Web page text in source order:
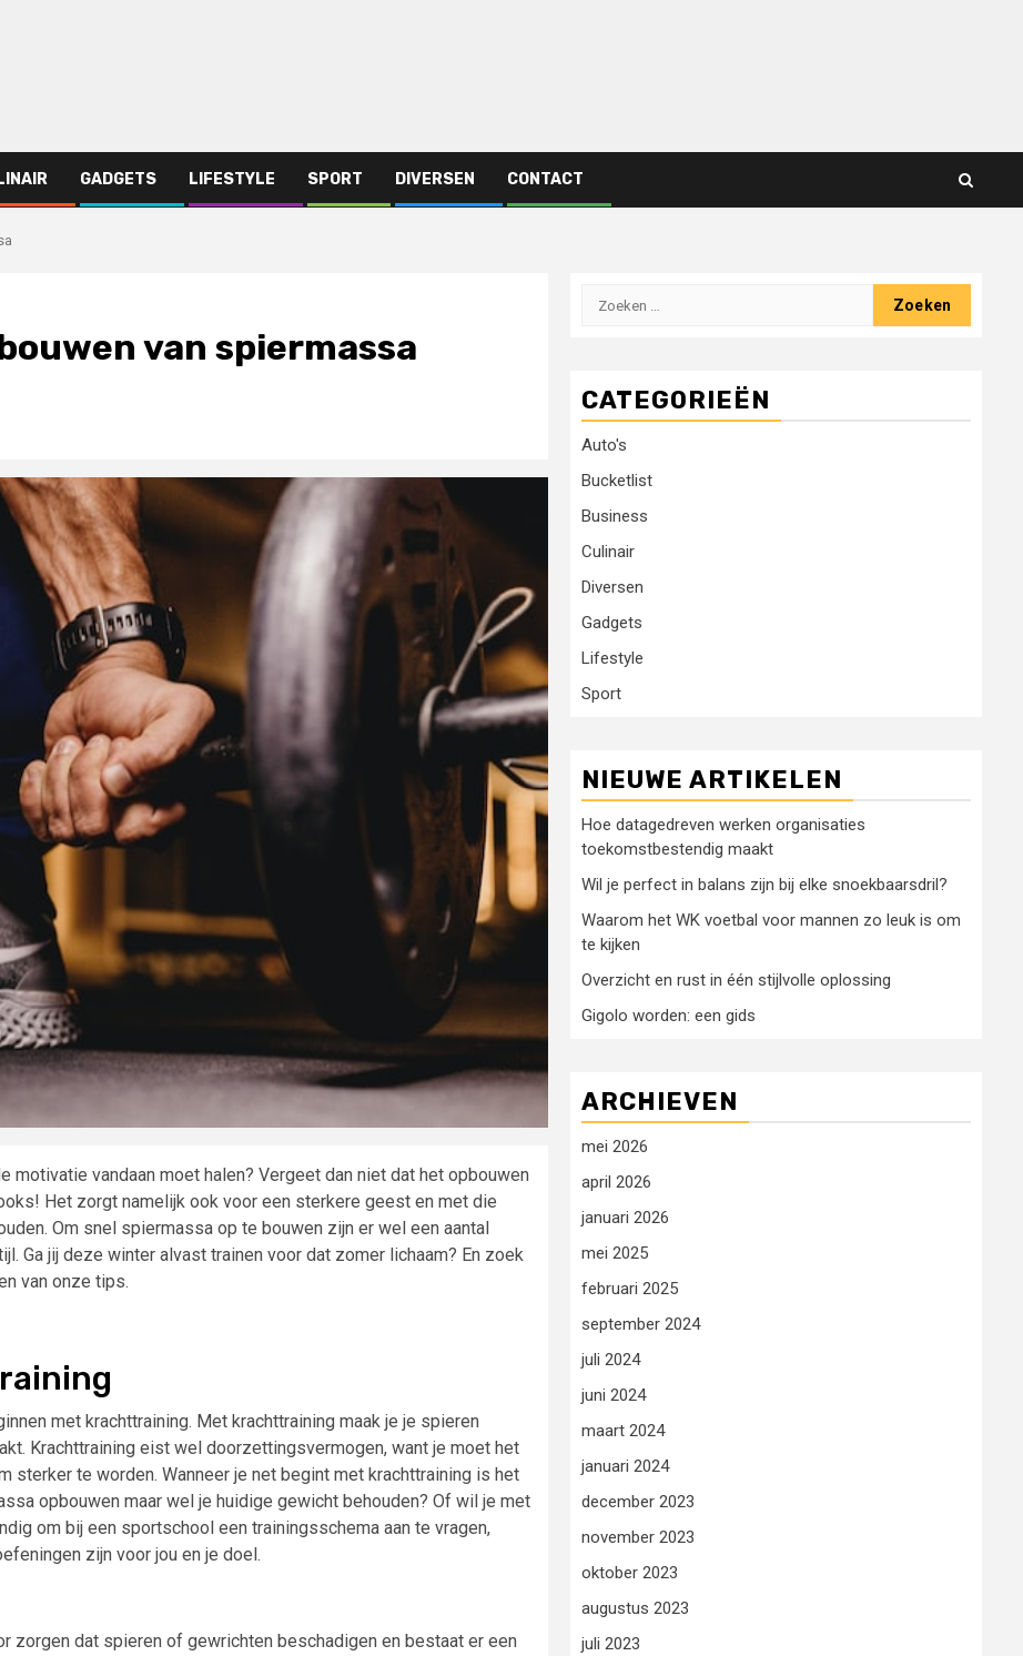
GADGETS LIFESTYLE SPORT DIVERSEN CONTACT
van spiermassa
motivatie vandaan moet halen? Vergeet dan niet dat het opbouwen
Het zorgt namelijk ook voor een sterkere geest en met die
Om snel spiermassa op te bouwen zijn er wel een aantal
Ga jij deze winter alvast trainen voor dat zomer lichaam? En zoek
van onze tips.
met krachttraining. Met krachttraining maak je je spieren
Krachttraining eist wel doorzettingsvermogen, want je moet het
sterker te worden. Wanneer je net begint met krachttraining is het
opbouwen maar wel je huidige gewicht behouden? Of wil je met
om bij een sportschool een trainingsschema aan te vragen,
zijn voor jou en je doel.
zorgen dat spieren of gewrichten beschadigen en bestaat er een
Zoeken
CATEGORIEËN
Auto's
Bucketlist
Business
Culinair
Diversen
Gadgets
Lifestyle
Sport
NIEUWE ARTIKELEN
Hoe datagedreven werken organisaties
toekomstbestendig maakt
Wil je perfect in balans zijn bij elke snoekbaarsdril?
Waarom het WK voetbal voor mannen zo leuk is om
te kijken
Overzicht en rust in één stijlvolle oplossing
Gigolo worden: een gids
ARCHIEVEN
mei 2026
april 2026
januari 2026
mei 2025
februari 2025
september 2024
juli 2024
juni 2024
maart 2024
januari 2024
december 2023
november 2023
oktober 2023
augustus 2023
juli 2023